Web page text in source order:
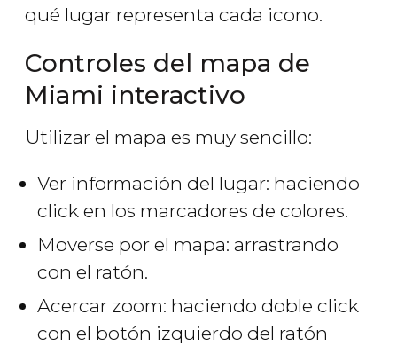
qué lugar representa cada icono.
Controles del mapa de
Miami interactivo
Utilizar el mapa es muy sencillo:
Ver información del lugar: haciendo
click en los marcadores de colores.
Moverse por el mapa: arrastrando
con el ratón.
Acercar zoom: haciendo doble click
con el botón izquierdo del ratón